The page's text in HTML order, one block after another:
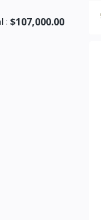
: $107,000.00